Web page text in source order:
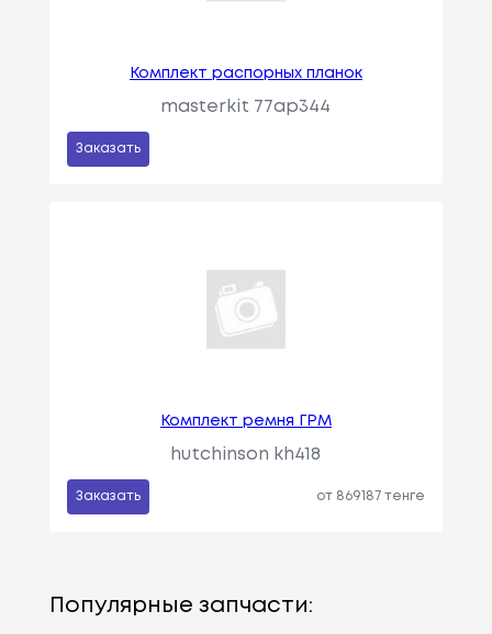
Комплект распорных планок
masterkit 77ap344
Заказать
Комплект ремня ГРМ
hutchinson kh418
Заказать от 869187 тенге
Популярные запчасти: